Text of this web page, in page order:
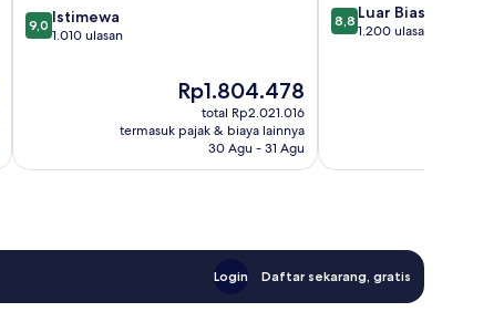
9.0
dari
9,0 Istimewa
1.010 ulasan
Harga
sekarang
Rp1.804.478
Rp1.804.478
total Rp2.021.016
termasuk pajak & biaya lainnya
30 Agu - 31 Agu
8.8
dari
8,8 Luar Biasa
1.200 ulasan
Login Daftar sekarang, gratis